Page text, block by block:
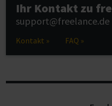
Ihr Kontakt zu
support@freelance.de
Kontakt » FAQ »